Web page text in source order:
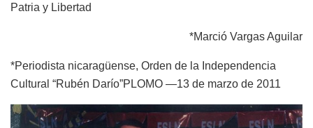
Patria y Libertad
*Marció Vargas Aguilar
*Periodista nicaragüense, Orden de la Independencia
Cultural “Rubén Darío”PLOMO —13 de marzo de 2011